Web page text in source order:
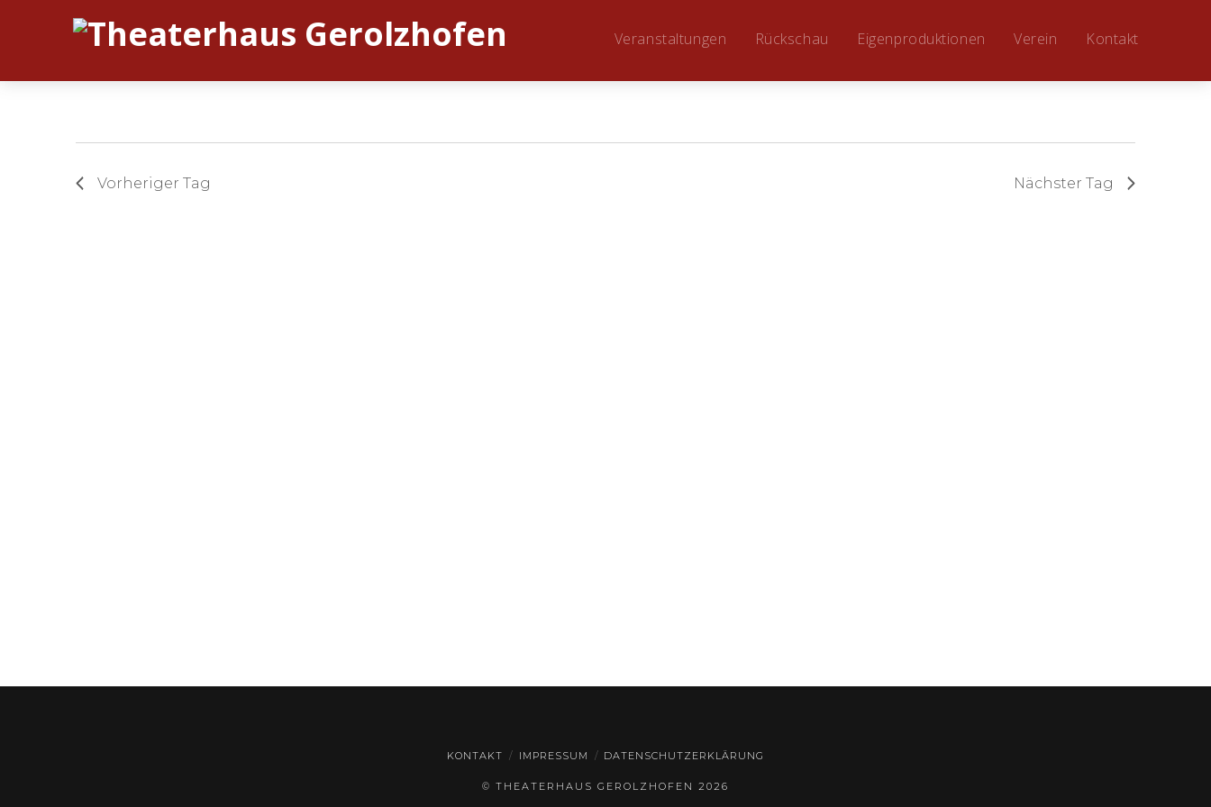
Veranstaltungen Rückschau Eigenproduktionen Verein Kontakt
Vorheriger Tag Nächster Tag
KONTAKT IMPRESSUM DATENSCHUTZERKLÄRUNG
© THEATERHAUS GEROLZHOFEN 2026